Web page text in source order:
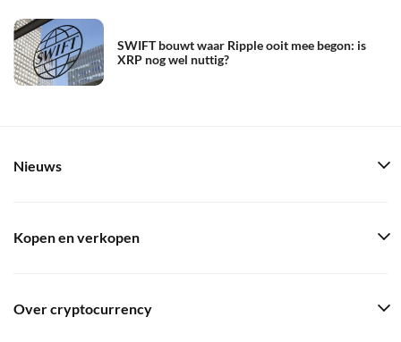
SWIFT bouwt waar Ripple ooit mee begon: is
XRP nog wel nuttig?
Nieuws
Kopen en verkopen
Over cryptocurrency